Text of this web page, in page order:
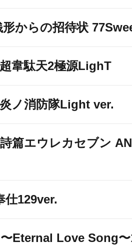
からの招待状
韋駄天2極源LighT
ノ消防隊Light ver.
篇エウレカセブン
仕129ver.
Eternal Love Song